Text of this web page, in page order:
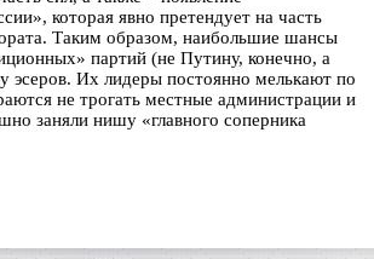
которая явно претендует на часть
Таким образом, наибольшие шансы
партий (не Путину, конечно, а
эсеров. Их лидеры постоянно мелькают по
не трогать местные администрации и
заняли нишу «главного соперника